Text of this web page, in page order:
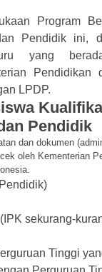
Program
Pendidik ini,
yang
Pendidikan
LPDP.
Pendidik
dan dokumen
oleh Kementerian
sekurang-
Tinggi